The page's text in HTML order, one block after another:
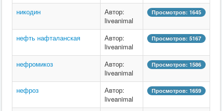
никодин
Автор:
liveanimal
Просмотров: 1645
нефть нафталанская
Автор:
liveanimal
Просмотров: 5167
нефромикоз
Автор:
liveanimal
Просмотров: 1586
нефроз
Автор:
liveanimal
Просмотров: 1659